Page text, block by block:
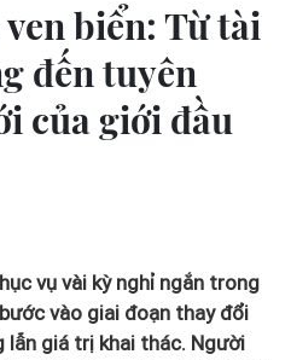
biển: Từ tài
đến tuyên
của giới đầu
vụ vài kỳ nghỉ ngắn trong
vào giai đoạn thay đổi
lẫn giá trị khai thác. Người